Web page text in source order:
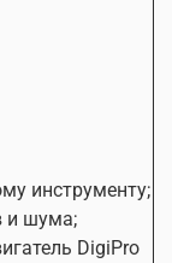
инструменту;
и шума;
DigiPro